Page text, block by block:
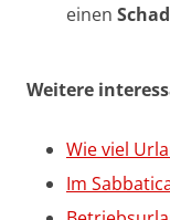
einen
Weitere
Wie viel
Im